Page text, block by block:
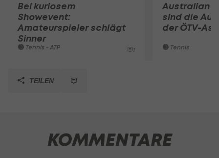
Bei kuriosem
Showevent:
Amateurspieler schlägt
Sinner
Tennis - ATP 1
Australian
sind die
der ÖTV-
Tennis
TEILEN
KOMMENTARE